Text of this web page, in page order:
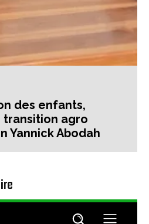
des enfants,
transition agro
Yannick Abodah